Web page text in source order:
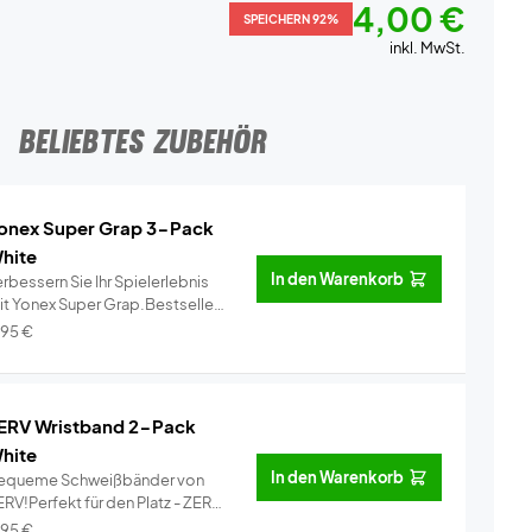
SPEICHERN 92% 4,00 €
inkl. MwSt.
BELIEBTES ZUBEHÖR
Super Grap 3-Pack
Sie Ihr Spielerlebnis
Yonex Super Grap.Bestseller
Info
€
In den Warenkorb
Wristband 2-Pack
Schweißbänder von
für den Platz - ZERV
In den Warenkorb